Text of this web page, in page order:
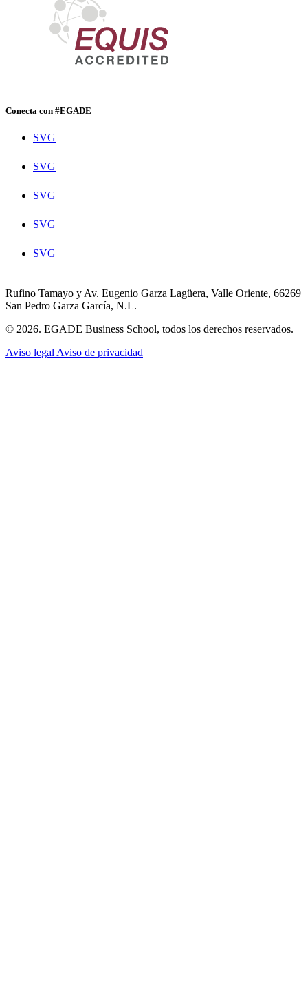
Conecta con #EGADE
SVG
SVG
SVG
SVG
SVG
Rufino Tamayo y Av. Eugenio Garza Lagüera, Valle Oriente, 66269
San Pedro Garza García, N.L.
© 2026. EGADE Business School, todos los derechos reservados.
Aviso legal Aviso de privacidad